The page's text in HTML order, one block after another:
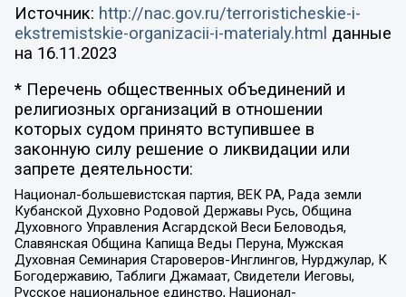
Источник: http://nac.gov.ru/terroristicheskie-i-
ekstremistskie-organizacii-i-materialy.html данные
на 16.11.2023
* Перечень общественных объединений и
религиозных организаций в отношении
которых судом принято вступившее в
законную силу решение о ликвидации или
запрете деятельности:
Национал-большевистская партия, ВЕК РА, Рада земли
Кубанской Духовно Родовой Державы Русь, Община
Духовного Управления Асгардской Веси Беловодья,
Славянская Община Капища Веды Перуна, Мужская
Духовная Семинария Староверов-Инглингов, Нурджулар, К
Богодержавию, Таблиги Джамаат, Свидетели Иеговы,
Русское национальное единство, Национал-